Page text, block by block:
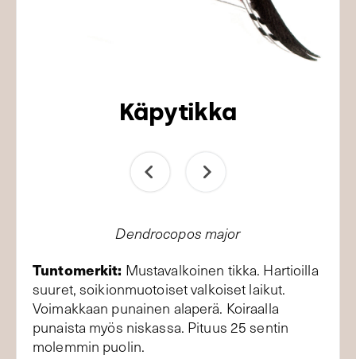
Käpytikka
Dendrocopos major
Tuntomerkit: Mustavalkoinen tikka. Hartioilla
suuret, soikionmuotoiset valkoiset laikut.
Voimakkaan punainen alaperä. Koiraalla
punaista myös niskassa. Pituus 25 sentin
molemmin puolin.